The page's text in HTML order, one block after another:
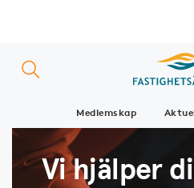
Medlemskap
Vi hjälper